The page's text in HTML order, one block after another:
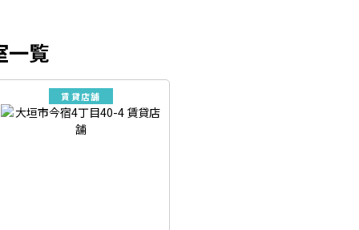
一覧
賃貸店舗